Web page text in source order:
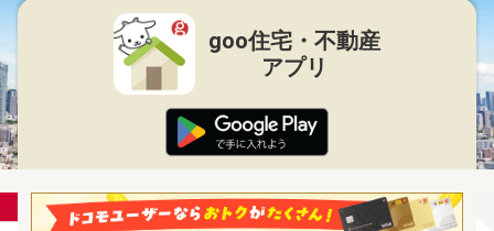
goo住宅・不動産
アプリ